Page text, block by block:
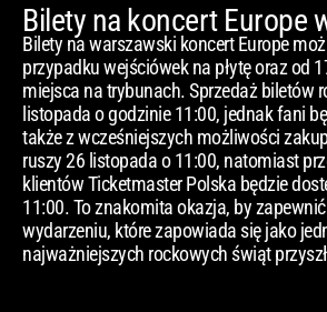
Bilety na koncert Europe
Bilety na warszawski koncert Europe
przypadku wejściówek na płytę oraz od
miejsca na trybunach. Sprzedaż biletów
listopada o godzinie 11:00, jednak fani
także z wcześniejszych możliwości
ruszy 26 listopada o 11:00, natomiast
klientów Ticketmaster Polska będzie
11:00. To znakomita okazja, by
wydarzeniu, które zapowiada się jako
najważniejszych rockowych świąt